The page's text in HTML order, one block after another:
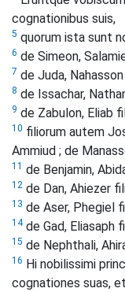
cognationibus suis,
5 quorum ista sunt
6 de Simeon,
7 de Juda,
8 de Issachar,
9 de Zabulon, Eliab
10 filiorum autem
Ammiud ; de
11 de Benjamin,
12 de Dan, Ahiezer
13 de Aser, Phegiel
14de Gad, Eliasaph
15 de Nephthali,
16 Hi nobilissimi
cognationes suas,